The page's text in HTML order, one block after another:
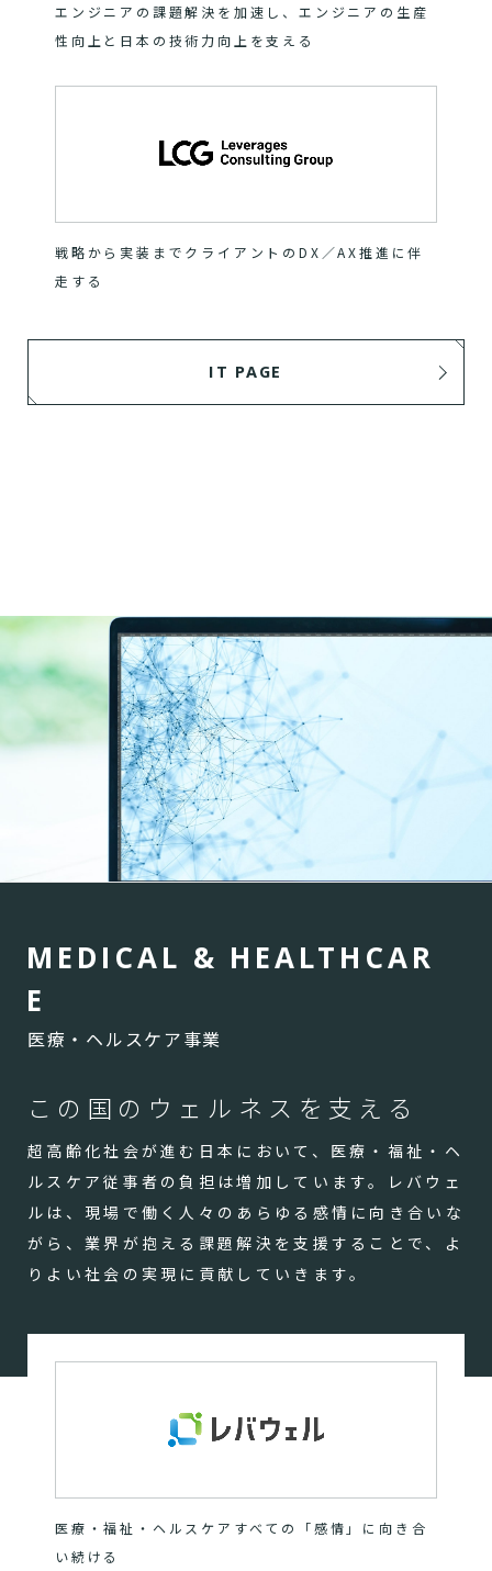
エンジニアの課題解決を加速し、エンジニアの生産
性向上と日本の技術力向上を支える
戦略から実装までクライアントのDX／AX推進に伴
走する
IT PAGE
M EDI CAL & H EALTH CAR
E
医療・ヘルスケア事業
この国のウェルネスを支える
超高齢化社会が進む日本において、医療・福祉・ヘ
ルスケア従事者の負担は増加しています。レバウェ
ルは、現場で働く人々のあらゆる感情に向き合いな
がら、業界が抱える課題解決を支援することで、よ
りよい社会の実現に貢献していきます。
医療・福祉・ヘルスケアすべての「感情」に向き合
い続ける